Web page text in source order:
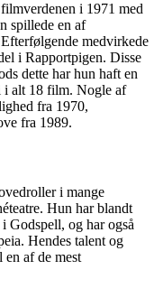
i 1971 med
spillede en af
medvirkede
i Rapportpigen. Disse
dette har hun haft en
i alt 18 film. Nogle af
fra 1970,
fra 1989.
i mange
Hun har blandt
Godspell, og har også
Hendes talent og
af de mest